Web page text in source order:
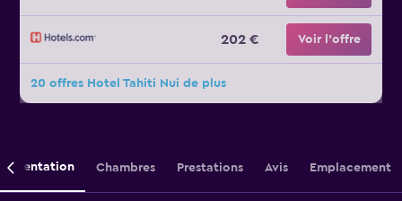
202 € Voir l’offre
20 offres Hotel Tahiti Nui de plus
Présentation Chambres Prestations Avis Emplacement